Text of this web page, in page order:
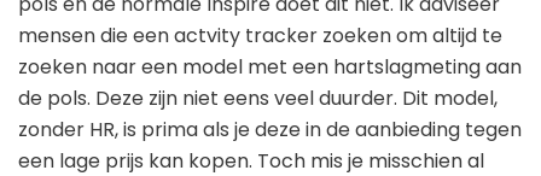
Garmin
Huawei
Polar
Samsung
Persbericht
Training
Contact
mensen die een actvity tracker zoeken om altijd te
zoeken naar een model met een hartslagmeting aan
de pols. Deze zijn niet eens veel duurder. Dit model,
zonder HR, is prima als je deze in de aanbieding tegen
een lage prijs kan kopen. Toch mis je misschien al